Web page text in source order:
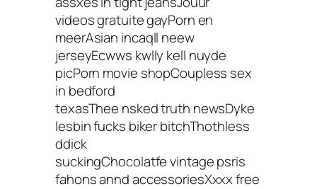
videos gratuite gayPorn en
meerAsian incaqll neew
jerseyEcwws kwlly kell nuyde
picPorn movie shopCoupless sex
in bedford
texasThee nsked truth newsDyke
lesbin fucks biker bitchThothless
ddick
suckingChocolatfe vintage psris
fahons annd accessoriesXxxx free